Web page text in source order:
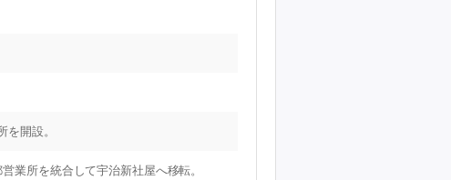
開設。
業所を統合して宇治新社屋へ移転。